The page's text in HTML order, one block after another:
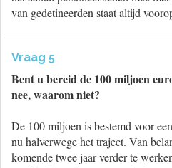
van gedetineerden staat altijd
Vraag 5
Bent u bereid de 100 miljoen
nee, waarom niet?
De 100 miljoen is bestemd voor
nu halverwege het traject. Van
komende twee jaar verder te